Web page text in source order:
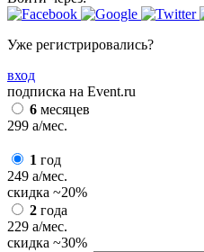
Уже регистрировались?
вход
подписка на Event.ru
6 месяцев
299 a/мес.
1 год
249 a/мес.
скидка ~20%
2 года
229 a/мес.
скидка ~30%